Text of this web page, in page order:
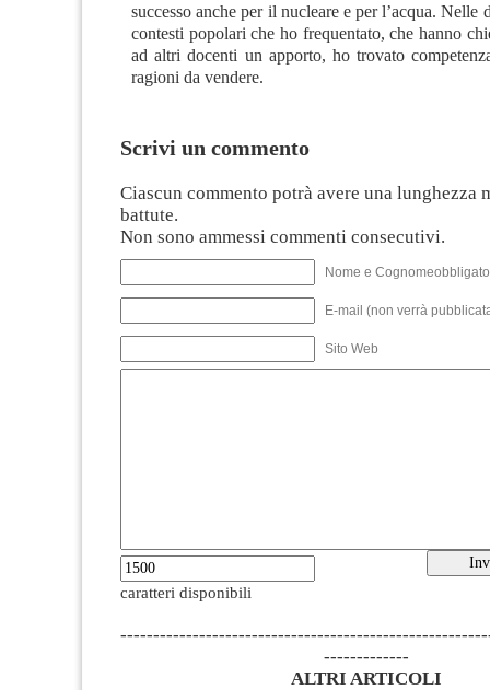
successo anche per il nucleare e per l’acqua. Nelle
contesti popolari che ho frequentato, che hanno
ad altri docenti un apporto, ho trovato
ragioni da vendere.
Scrivi un commento
Ciascun commento potrà avere una lunghezza
battute.
Non sono ammessi commenti consecutivi.
Nome e
E-mail (non verrà
Sito Web
caratteri disponibili
-------------
ALTRI ARTICOLI